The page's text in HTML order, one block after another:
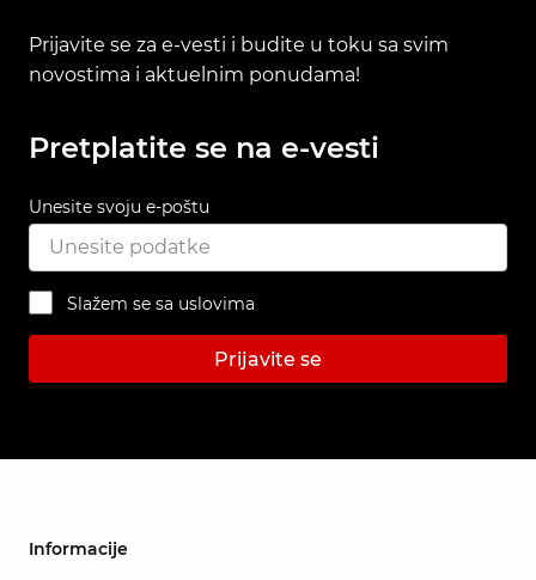
Prijavite se za e-vesti i budite u toku sa svim
novostima i aktuelnim ponudama!
Pretplatite se na e-vesti
Unesite svoju e-poštu
Slažem se sa uslovima
Prijavite se
Informacije